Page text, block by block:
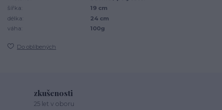
šířka:
19 cm
délka:
24 cm
váha:
100g
Do oblíbených
zkušenosti
25 let v oboru